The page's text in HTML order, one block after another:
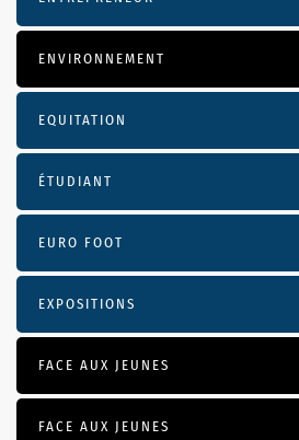
ENVIRONNEMENT
EQUITATION
ÉTUDIANT
EURO FOOT
EXPOSITIONS
FACE AUX JEUNES
FACE AUX JEUNES